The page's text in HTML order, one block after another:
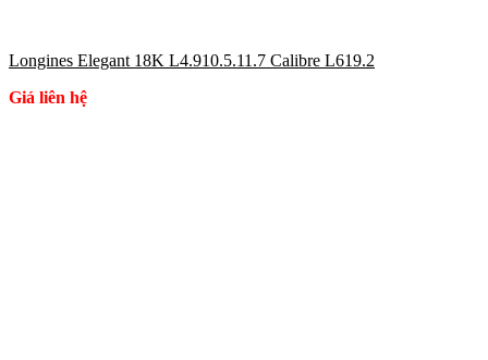
Longines Elegant 18K L4.910.5.11.7 Calibre L619.2
Giá liên hệ